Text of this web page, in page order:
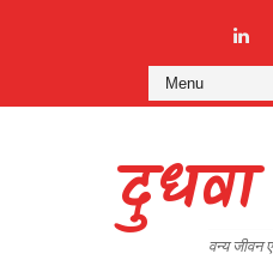
वन्य जीवन